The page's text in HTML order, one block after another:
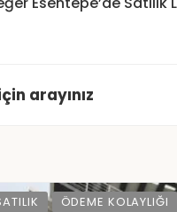
arayınız
ÖDEME KOLAYLIĞI